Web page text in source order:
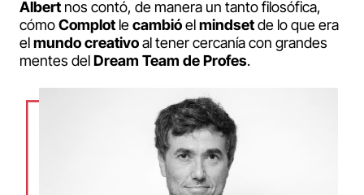
Albert nos contó, de manera un tanto filosófica,
cómoComplot lecambióelmindsetde lo que era
elmundocreativoal tener cercanía con grandes
mentes delDream Team de Profes.